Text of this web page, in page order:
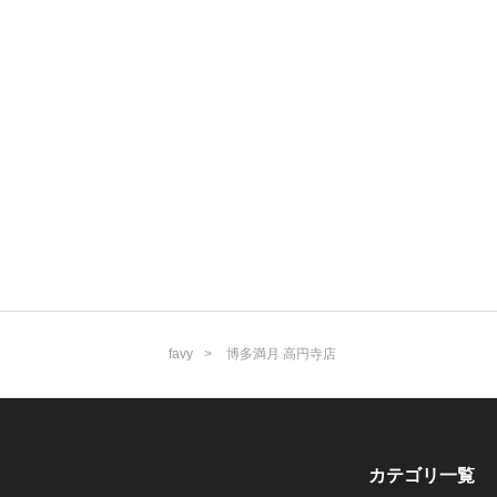
favy 博多満月 高円寺店
カテゴリ一覧